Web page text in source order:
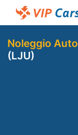
Noleggio Auto
(LJU)